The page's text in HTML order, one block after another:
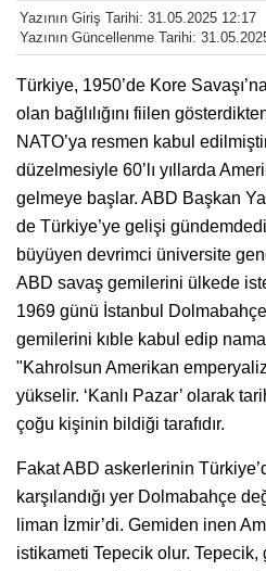
Yazının Giriş Tarihi: 31.05.2025 12:17
Yazının Güncellenme Tarihi:
Türkiye, 1950’de Kore
olan bağlılığını fiilen
NATO’ya resmen kabul
düzelmesiyle 60’lı yıllarda
gelmeye başlar. ABD Başkan
de Türkiye’ye gelişi
büyüyen devrimci üniversite
ABD savaş gemilerini ülkede
1969 günü İstanbul
gemilerini kıble kabul edip
"Kahrolsun Amerikan
yükselir. ‘Kanlı Pazar’ olarak
çoğu kişinin bildiği tarafıdır.
Fakat ABD askerlerinin
karşılandığı yer Dolmabahçe
liman İzmir’di. Gemiden inen
istikameti Tepecik olur. Tepecik,